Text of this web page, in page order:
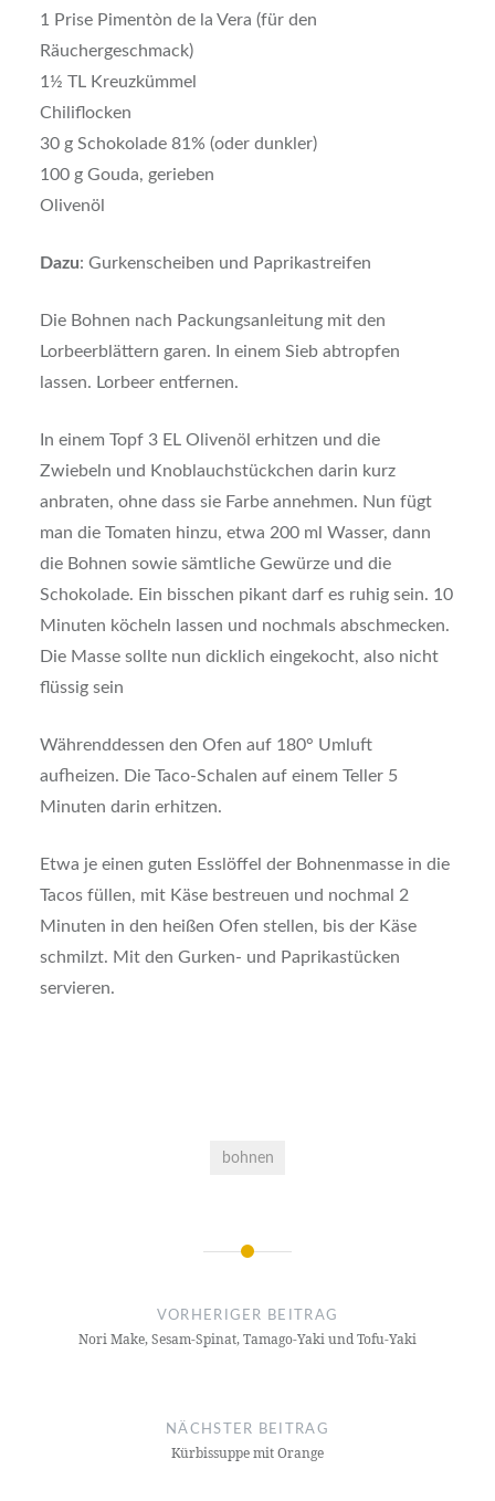
1 Prise Pimentòn de la Vera (für den
Räuchergeschmack)
1½ TL Kreuzkümmel
Chiliflocken
30 g Schokolade 81% (oder dunkler)
100 g Gouda, gerieben
Olivenöl
Dazu: Gurkenscheiben und Paprikastreifen
Die Bohnen nach Packungsanleitung mit den
Lorbeerblättern garen. In einem Sieb abtropfen
lassen. Lorbeer entfernen.
In einem Topf 3 EL Olivenöl erhitzen und die
Zwiebeln und Knoblauchstückchen darin kurz
anbraten, ohne dass sie Farbe annehmen. Nun fügt
man die Tomaten hinzu, etwa 200 ml Wasser, dann
die Bohnen sowie sämtliche Gewürze und die
Schokolade. Ein bisschen pikant darf es ruhig sein. 10
Minuten köcheln lassen und nochmals abschmecken.
Die Masse sollte nun dicklich eingekocht, also nicht
flüssig sein
Währenddessen den Ofen auf 180° Umluft
aufheizen. Die Taco-Schalen auf einem Teller 5
Minuten darin erhitzen.
Etwa je einen guten Esslöffel der Bohnenmasse in die
Tacos füllen, mit Käse bestreuen und nochmal 2
Minuten in den heißen Ofen stellen, bis der Käse
schmilzt. Mit den Gurken- und Paprikastücken
servieren.
bohnen
Beitragsnavigation
VORHERIGER BEITRAG
Nori Make, Sesam-Spinat, Tamago-Yaki und Tofu-Yaki
NÄCHSTER BEITRAG
Kürbissuppe mit Orange